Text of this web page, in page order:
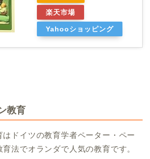
楽天市場
Yahooショッピング
教育
はドイツの教育学者ペーター・ペー
法でオランダで人気の教育です。